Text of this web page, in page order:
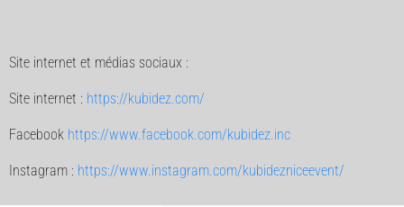
Site internet et médias sociaux :
Site internet : https://kubidez.com/
Facebook https://www.facebook.com/kubidez.inc
Instagram : https://www.instagram.com/kubidezniceevent/